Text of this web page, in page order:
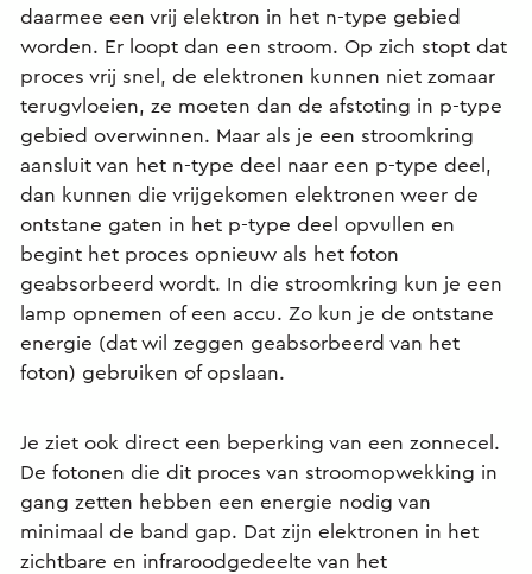
daarmee een vrij elektron in het n-type gebied
worden. Er loopt dan een stroom. Op zich stopt dat
proces vrij snel, de elektronen kunnen niet zomaar
terugvloeien, ze moeten dan de afstoting in p-type
gebied overwinnen. Maar als je een stroomkring
aansluit van het n-type deel naar een p-type deel,
dan kunnen die vrijgekomen elektronen weer de
ontstane gaten in het p-type deel opvullen en
begint het proces opnieuw als het foton
geabsorbeerd wordt. In die stroomkring kun je een
lamp opnemen of een accu. Zo kun je de ontstane
energie (dat wil zeggen geabsorbeerd van het
foton) gebruiken of opslaan.
Je ziet ook direct een beperking van een zonnecel.
De fotonen die dit proces van stroomopwekking in
gang zetten hebben een energie nodig van
minimaal de band gap. Dat zijn elektronen in het
zichtbare en infraroodgedeelte van het